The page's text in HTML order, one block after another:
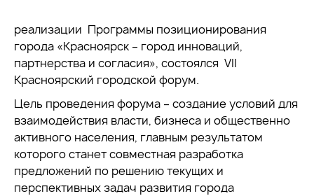
реализации Программы позиционирования
города «Красноярск – город инноваций,
партнерства и согласия», состоялся VII
Красноярский городской форум.
Цель проведения форума – создание условий для
взаимодействия власти, бизнеса и общественно
активного населения, главным результатом
которого станет совместная разработка
предложений по решению текущих и
перспективных задач развития города